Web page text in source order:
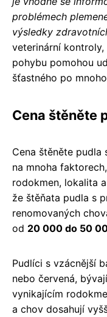
problémech
výsledky
veterinární
pohybu pomohou
šťastného po
Cena štěněte
Cena štěněte pudla
na mnoha
rodokmen, lokalita
že štěňata pudla s
renomovaných
od 20 000 do 50
Pudlíci s vzácnější
nebo červená,
vynikajícím
a chov dosahují